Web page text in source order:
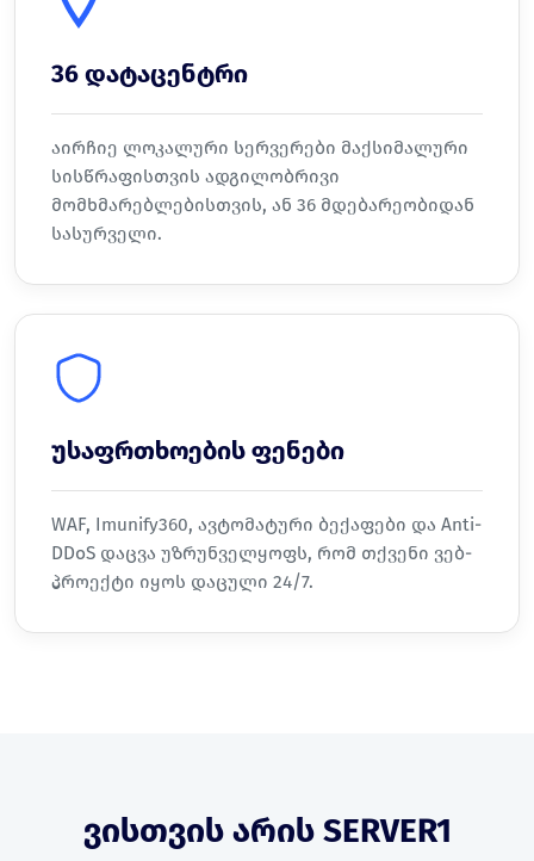
36 დატაცენტრი
აირჩიე ლოკალური სერვერები მაქსიმალური
სისწრაფისთვის ადგილობრივი
მომხმარებლებისთვის, ან 36 მდებარეობიდან
სასურველი.
უსაფრთხოების ფენები
WAF, Imunify360, ავტომატური ბექაფები და Anti-
DDoS დაცვა უზრუნველყოფს, რომ თქვენი ვებ-
პროექტი იყოს დაცული 24/7.
ვისთვის არის SERVER1